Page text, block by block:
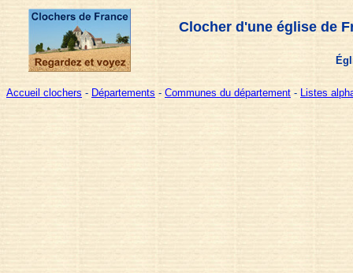
Clocher d'une église de
Accueil clochers - Départements - Communes du département - Listes